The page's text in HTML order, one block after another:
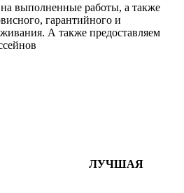
выполненные работы, а также
гарантийного и
А также предоставляем
ЛУЧШАЯ